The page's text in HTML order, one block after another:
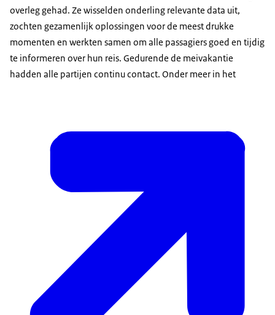
overleg gehad. Ze wisselden onderling relevante data uit,
zochten gezamenlijk oplossingen voor de meest drukke
momenten en werkten samen om alle passagiers goed en tijdig
te informeren over hun reis. Gedurende de meivakantie
hadden alle partijen continu contact. Onder meer in het